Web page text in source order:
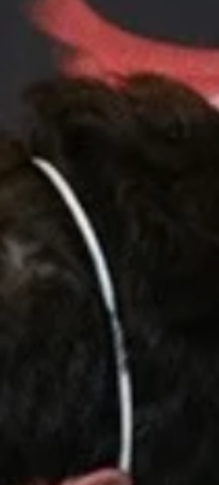
pas votre panier !),
stand-up, …